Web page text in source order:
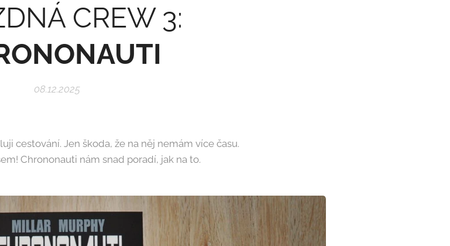
CREW 3:
08.12.2025
cestování. Jen škoda, že na něj nemám více času.
Chrononauti nám snad poradí, jak na to.